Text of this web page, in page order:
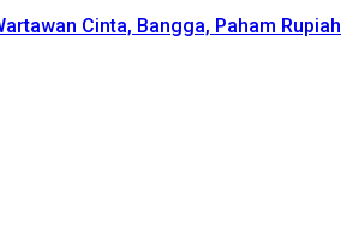
Cinta, Bangga, Paham Rupiah